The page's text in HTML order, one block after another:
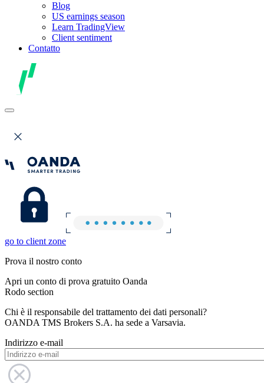
Blog
US earnings season
Learn TradingView
Client sentiment
Contatto
go to client zone
Prova il nostro conto
Apri un conto di prova gratuito Oanda
Rodo section
Chi è il responsabile del trattamento dei dati personali?
OANDA TMS Brokers S.A. ha sede a Varsavia.
Indirizzo e-mail